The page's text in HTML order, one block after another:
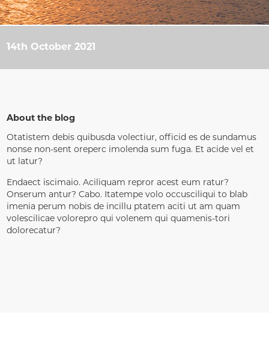
14th October 2021
About the blog
Otatistem debis quibusda volectiur, officid es de sundamus
nonse non-sent oreperc imolenda sum fuga. Et acide vel et
ut latur?
Endaect iscimaio. Aciliquam repror acest eum ratur?
Onserum antur? Cabo. Itatempe volo occusciliqui to blab
imenia perum nobis de incillu ptatem aciti ut am quam
volescilicae volorepro qui volenem qui quamenis-tori
dolorecatur?